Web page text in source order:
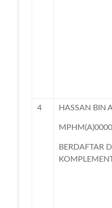
4 HASSAN BIN
BERDAFTAR